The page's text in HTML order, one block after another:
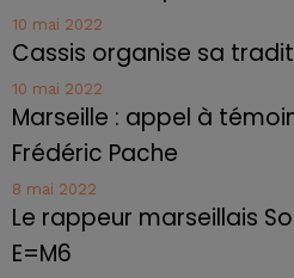
10 mai 2022
Cassis organise sa
10 mai 2022
Marseille : appel à
Frédéric Pache
8 mai 2022
Le rappeur marseillais
E=M6